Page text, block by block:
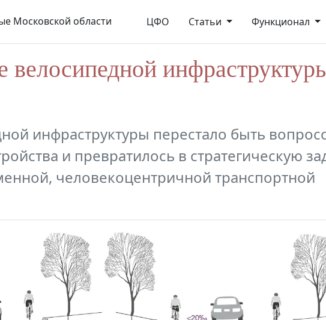
Московской области ЦФО Статьи Функционал
инфраструктуры перестало быть
и превратилось в стратегическую
человекоцентричной транспортной